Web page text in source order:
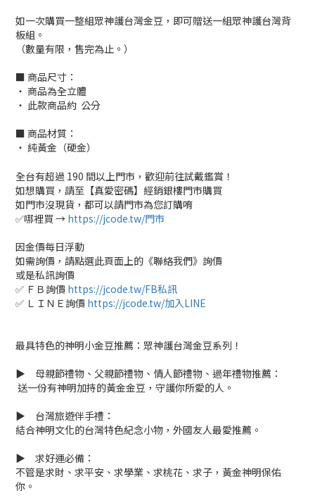
如一次購買一整組眾神護台灣金豆，即可贈送一組眾神護台灣背
板組。
（數量有限，售完為止。）
■ 商品尺寸：
‧ 商品為全立體
‧ 此款商品約 公分
■ 商品材質：
‧ 純黃金（硬金）
全台有超過 190 間以上門市，歡迎前往試戴鑑賞！
如想購買，請至【真愛密碼】經銷銀樓門市購買
如門市沒現貨，都可以請門市為您訂購唷
✅哪裡買 → https://jcode.tw/門市
因金價每日浮動
如需詢價，請點選此頁面上的《聯絡我們》詢價
或是私訊詢價
✅ ＦＢ詢價 https://jcode.tw/FB私訊
✅ ＬＩＮＥ詢價 https://jcode.tw/加入LINE
最具特色的神明小金豆推薦：眾神護台灣金豆系列！
▶ 母親節禮物、父親節禮物、情人節禮物、過年禮物推薦：
送一份有神明加持的黃金金豆，守護你所愛的人。
▶ 台灣旅遊伴手禮：
結合神明文化的台灣特色紀念小物，外國友人最愛推薦。
▶ 求好運必備：
不管是求財、求平安、求學業、求桃花、求子，黃金神明保佑
你。